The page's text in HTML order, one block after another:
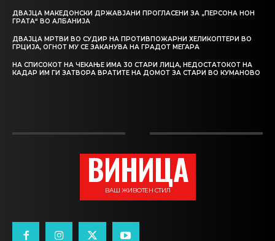
ДВАЈЦА МАКЕДОНСКИ ДРЖАВЈАНИ ПРОГЛАСЕНИ ЗА „ПЕРСОНА НОН
ГРАТА“ ВО АЛБАНИЈА
ДВАЈЦА МРТВИ ВО СУДИР НА ПРОТИВПОЖАРНИ ХЕЛИКОПТЕРИ ВО
ГРЦИЈА, ОГНОТ МУ СЕ ЗАКАНУВА НА ГРАДОТ МЕГАРА
НА СПИСОКОТ НА ЧЕКАЊЕ ИМА 30 СТАРИ ЛИЦА, НЕДОСТАТОКОТ НА
КАДАР ИМ ГИ ЗАТВОРА ВРАТИТЕ НА ДОМОТ ЗА СТАРИ ВО КУМАНОВО
ВИНИЦА
ВАШ ЖИВОТЕН СТИЛ